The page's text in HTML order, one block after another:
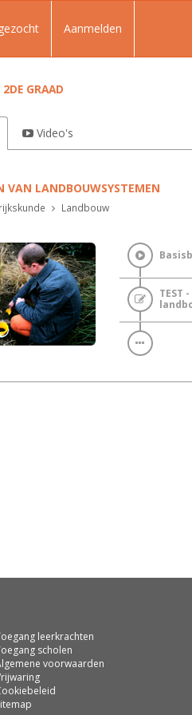
Aanmelden
2DE GRAAD
Video's
VAN LANDBOUWSYSTEMEN
Landbouw
TEST
leerkrachten
scholen
voorwaarden